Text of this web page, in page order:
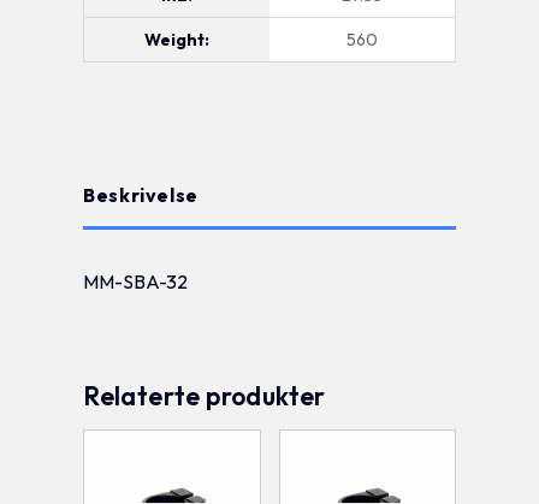
Weight: 560
Beskrivelse
MM-SBA-32
Relaterte produkter